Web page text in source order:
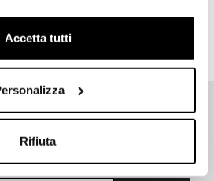
Accetta tutti
Rifiuta
ALLA NEWSLETTER